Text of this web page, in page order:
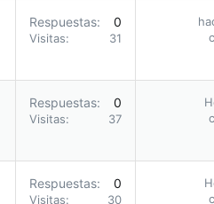
Respuestas 0
Visitas 31
Respuestas 0
Visitas 37
Respuestas 0
Visitas 30